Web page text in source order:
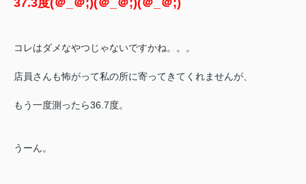
コレはダメなやつじゃないですかね。。。
店員さんも怖がって私の所に寄ってきてくれませんが、
もう一度測ったら36.7度。
うーん。